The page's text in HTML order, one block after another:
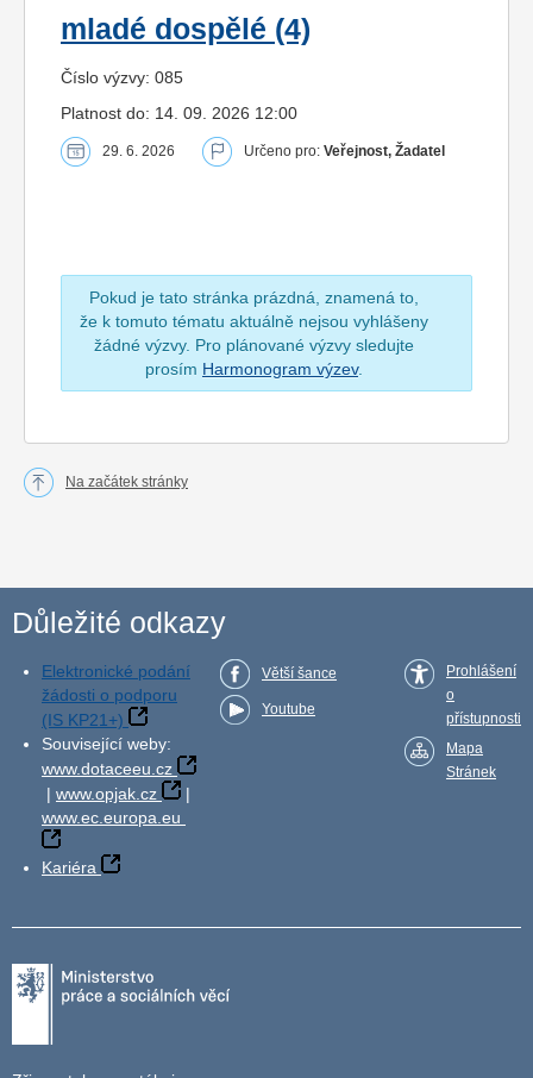
mladé dospělé (4)
Číslo výzvy: 085
Platnost do: 14. 09. 2026 12:00
29. 6. 2026 Určeno pro: Veřejnost, Žadatel
Pokud je tato stránka prázdná, znamená to,
že k tomuto tématu aktuálně nejsou vyhlášeny
žádné výzvy. Pro plánované výzvy sledujte
prosím Harmonogram výzev.
Na začátek stránky
Důležité odkazy
Elektronické podání
žádosti o podporu
(IS KP21+)
Související weby:
www.dotaceeu.cz
| www.opjak.cz
|
www.ec.europa.eu
Kariéra
Větší šance
Youtube
Prohlášení
o
přístupnosti
Mapa
Stránek